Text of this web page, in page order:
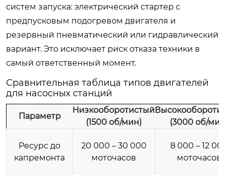
систем запуска: электрический стартер с
предпусковым подогревом двигателя и
резервный пневматический или гидравлический
вариант. Это исключает риск отказа техники в
самый ответственный момент.
Сравнительная таблица типов двигателей
для насосных станций
Параметр
Низкооборотистый
(1500 об/мин)
(3000 об/
Ресурс до
капремонта
20 000 – 30 000
моточасов
8 000 – 12
моточасов